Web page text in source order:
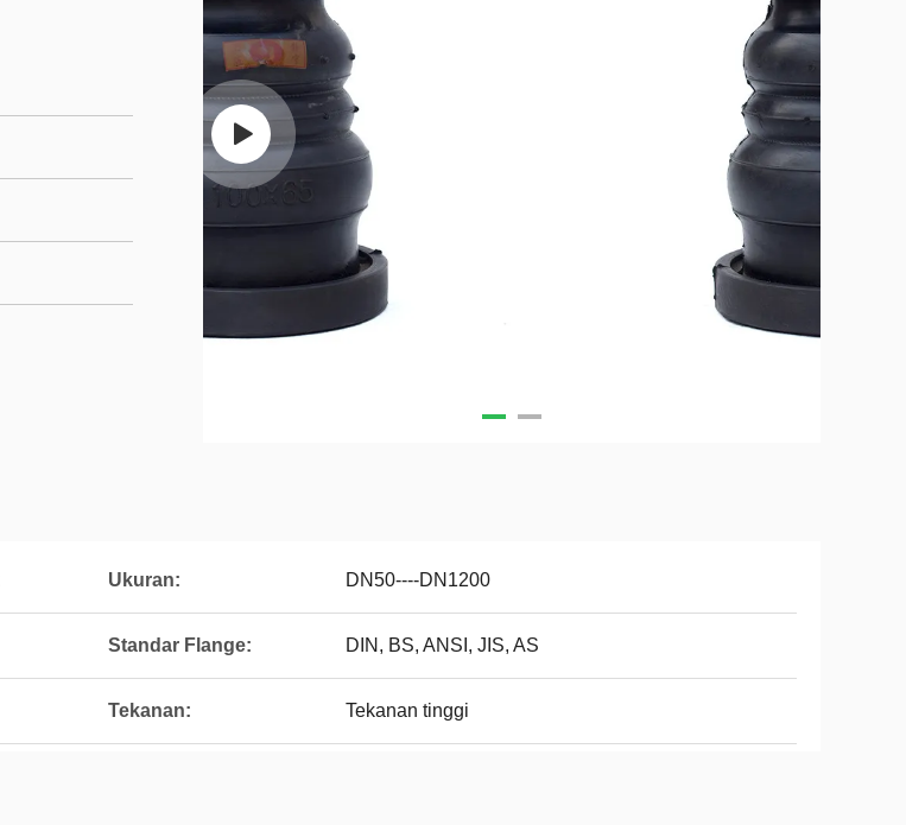
Ukuran: DN50----DN1200
Standar Flange: DIN, BS, ANSI, JIS, AS
Tekanan: Tekanan tinggi